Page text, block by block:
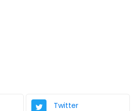
Twitter